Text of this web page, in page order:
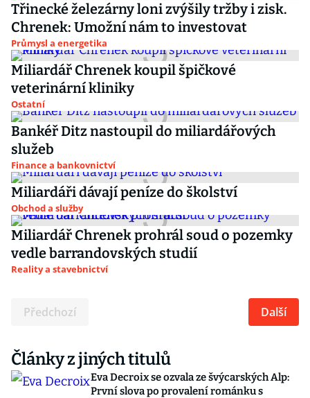
Třinecké železárny loni zvýšily tržby i zisk.
Chrenek: Umožní nám to investovat
Průmysl a energetika
Miliardář Chrenek koupil špičkové
veterinární kliniky
Ostatní
Bankéř Ditz nastoupil do miliardářových
služeb
Finance a bankovnictví
Miliardáři dávají peníze do školství
Obchod a služby
Miliardář Chrenek prohrál soud o pozemky
vedle barrandovských studií
Reality a stavebnictví
Předchozí Další
Články z jiných titulů
Eva Decroix se ozvala ze švýcarských Alp:
První slova po provalení románku s